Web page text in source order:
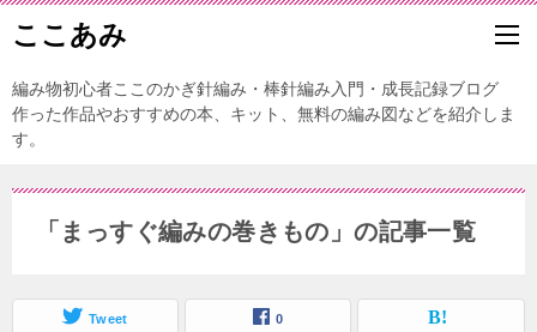
ここあみ
編み物初心者ここのかぎ針編み・棒針編み入門・成長記録ブログ
作った作品やおすすめの本、キット、無料の編み図などを紹介しま
す。
「まっすぐ編みの巻きもの」の記事一覧
Tweet 0